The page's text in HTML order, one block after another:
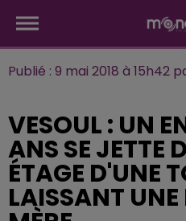
Publié : 9 mai 2018 à 15h42
VESOUL : UN
ANS SE JETTE
ÉTAGE D'UNE
LAISSANT UNE